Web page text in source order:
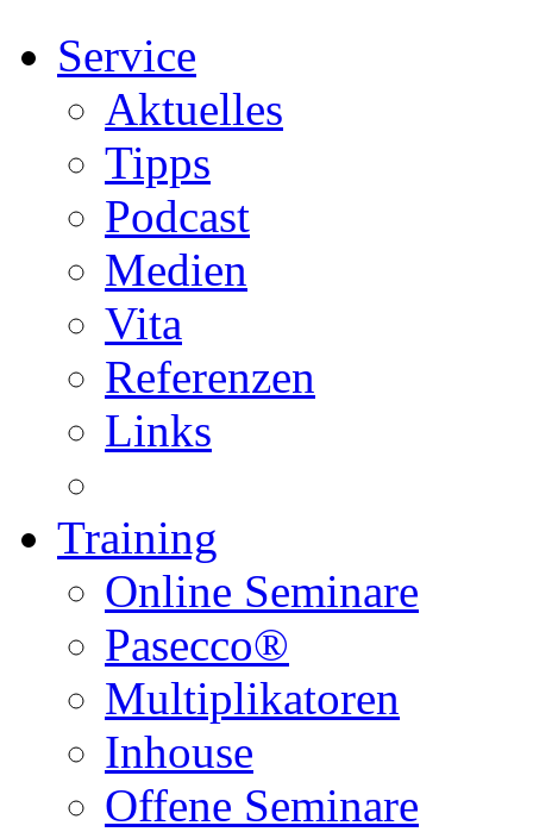
Service
Aktuelles
Tipps
Podcast
Medien
Vita
Referenzen
Links
Training
Online Seminare
Pasecco®
Multiplikatoren
Inhouse
Offene Seminare